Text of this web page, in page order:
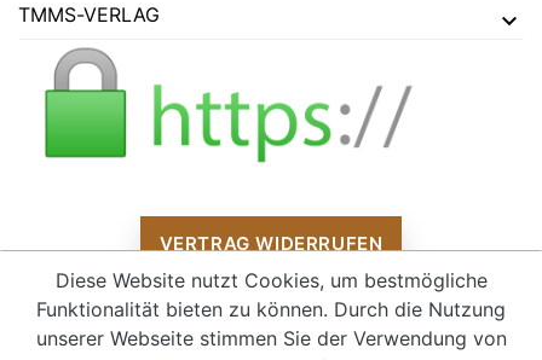
TMMS-VERLAG
VERTRAG WIDERRUFEN
Alle Preise verstehen sich inklusive Mehrwertsteuer und zzgl.
Diese Website nutzt Cookies, um bestmögliche
Funktionalität bieten zu können. Durch die Nutzung
unserer Webseite stimmen Sie der Verwendung von